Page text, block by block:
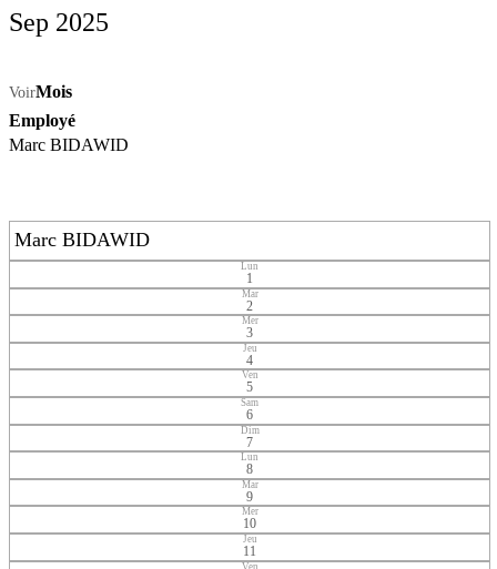
Sep 2025
VoirMois
Employé
Marc BIDAWID
Marc BIDAWID
Lun
1
Mar
2
Mer
3
Jeu
4
Ven
5
Sam
6
Dim
7
Lun
8
Mar
9
Mer
10
Jeu
11
Ven